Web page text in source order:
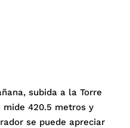
subida a la Torre
420.5 metros y
se puede apreciar